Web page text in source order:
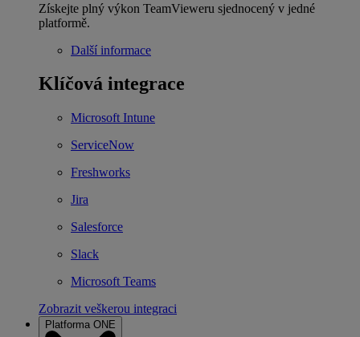
Získejte plný výkon TeamVieweru sjednocený v jedné
platformě.
Další informace
Klíčová integrace
Microsoft Intune
ServiceNow
Freshworks
Jira
Salesforce
Slack
Microsoft Teams
Zobrazit veškerou integraci
Platforma ONE